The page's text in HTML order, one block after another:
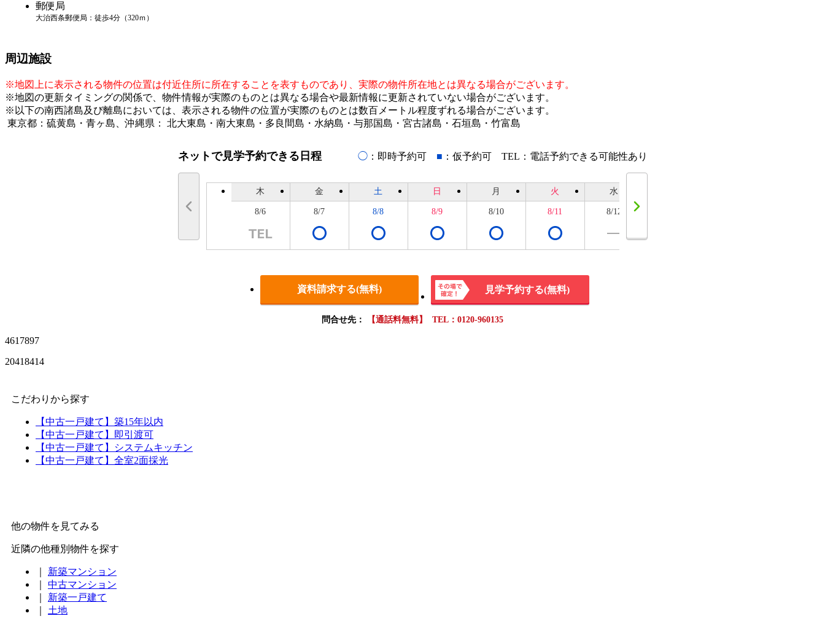
郵便局
大治西条郵便局：徒歩4分（320ｍ）
周辺施設
※地図上に表示される物件の位置は付近住所に所在することを表すものであり、実際の物件所在地とは異なる場合がございます。
※地図の更新タイミングの関係で、物件情報が実際のものとは異なる場合や最新情報に更新されていない場合がございます。
※以下の南西諸島及び離島においては、表示される物件の位置が実際のものとは数百メートル程度ずれる場合がございます。
東京都：硫黄島・青ヶ島、沖縄県： 北大東島・南大東島・多良間島・水納島・与那国島・宮古諸島・石垣島・竹富島
ネットで見学予約できる日程 ◯：即時予約可 ■ ：仮予約可 TEL：電話予約できる可能性あり
木
8/6
金
8/7
土
8/8
日
8/9
月
8/10
火
8/11
水
8/12
資料請求する(無料)
その場
で確
見学予約する(無料)
問合せ先： 【通話料無料】 TEL：0120-960135
4617897
20418414
こだわりから探す
【中古一戸建て】築15年以内
【中古一戸建て】即引渡可
【中古一戸建て】システムキッチン
【中古一戸建て】全室2面採光
他の物件を見てみる
近隣の他種別物件を探す
新築マンション
中古マンション
新築一戸建て
土地